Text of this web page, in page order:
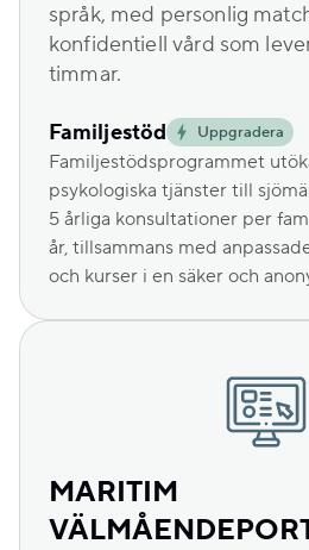
språk, med personlig
konfidentiell vård som
timmar.
Familjestöd Uppgradera
Familjestödsprogrammet
psykologiska tjänster till
5 årliga konsultationer per
år, tillsammans med
och kurser i en säker och
MARITIM